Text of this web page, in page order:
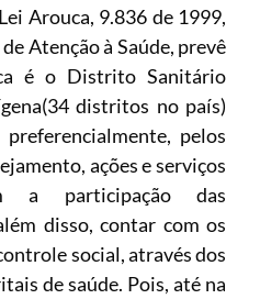
Arouca, 9.836 de 1999,
Atenção à Saúde, prevê
é o Distrito Sanitário
distritos no país)
pelos
ações e serviços
a participação das
disso, contar com os
social, através dos
de saúde. Pois, até na